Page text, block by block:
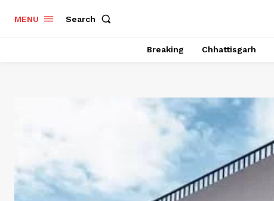
MENU Search
Breaking Chhattisgarh